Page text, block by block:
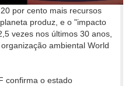
por cento mais recursos
produz, e o "impacto
vezes nos últimos 30 anos,
ambiental World
confirma o estado